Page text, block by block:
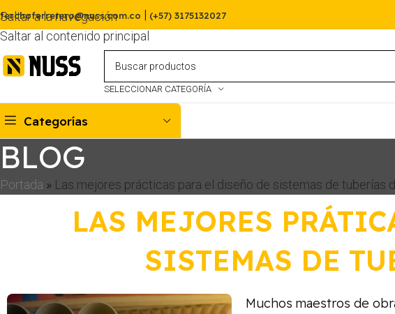
Saltar a la navegación
Saltar al contenido principal
ferchoferretero@nuss.com.co | (+57) 3175132027
SELECCIONAR CATEGORÍA
Categorías
BLOG
Portada » Las mejores prácticas para el diseño de sistemas de tuberías
LAS MEJORES
SISTEMAS DE
Muchos maestros de